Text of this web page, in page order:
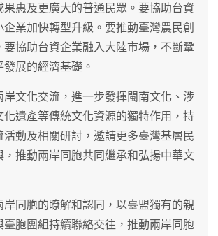
果惠及更廣大的普通民眾。要協助台資
業加快轉型升級。要推動臺灣農民創
要協助台資企業融入大陸市場，不斷鞏
展的經濟基礎。
岸文化交流，進一步發揮閩南文化、涉
化遺產等傳統文化資源的獨特作用，持
活動及相關研討，邀請更多臺灣基層民
，推動兩岸同胞共同繼承和弘揚中華文
岸同胞的瞭解和認同，以臺盟獨有的親
臺胞團組持續聯絡交往，推動兩岸同胞